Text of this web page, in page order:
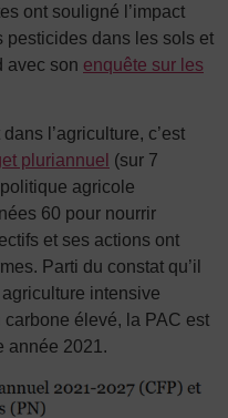
ont souligné l’impact
pesticides dans les sols et
avec son enquête sur les
l’agriculture, c’est
pluriannuel (sur 7
agricole
60 pour nourrir
et ses actions ont
Parti du constat qu’il
intensive
élevé, la PAC est
année 2021.